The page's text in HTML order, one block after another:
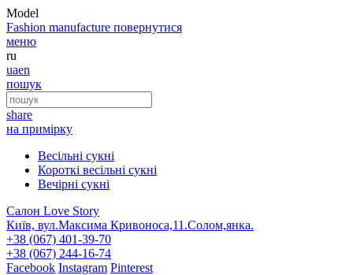
Model
Fashion manufacture повернутися
меню
ru
uaen
пошук
share
на примірку
Весільні сукні
Короткі весільні сукні
Вечірні сукні
Салон Love Story
Київ, вул.Максима Кривоноса,11.Солом,янка.
+38 (067) 401-39-70
+38 (067) 244-16-74
Facebook Instagram Pinterest